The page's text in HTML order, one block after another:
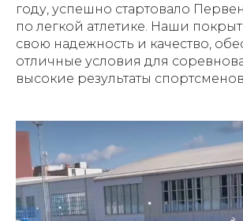
году, успешно стартовало
по легкой атлетике. Наши
свою надежность и качество,
отличные условия для
высокие результаты